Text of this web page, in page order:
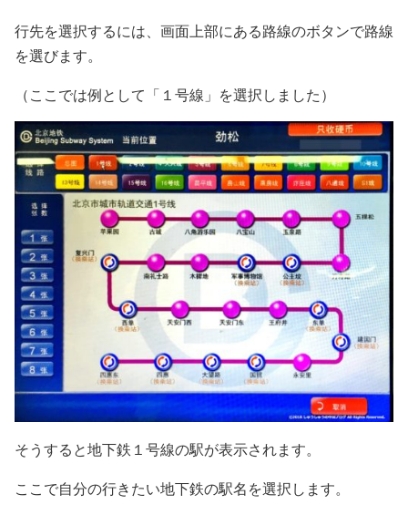
行先を選択するには、画面上部にある路線のボタンで路線
を選びます。
（ここでは例として「１号線」を選択しました）
そうすると地下鉄１号線の駅が表示されます。
ここで自分の行きたい地下鉄の駅名を選択します。